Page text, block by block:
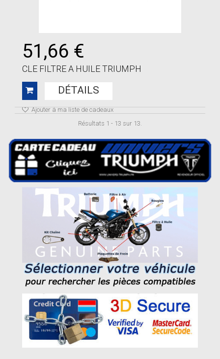
51,66 €
CLE FILTRE A HUILE TRIUMPH
DÉTAILS
Ajouter à ma liste de cadeaux
Résultats 1 - 13 sur 13.